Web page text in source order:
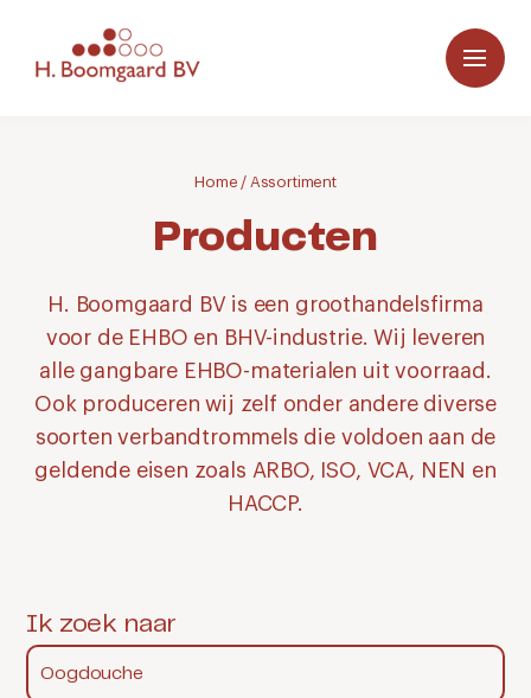
Home / Assortiment
Producten
H. Boomgaard BV is een groothandelsfirma
voor de EHBO en BHV-industrie. Wij leveren
alle gangbare EHBO-materialen uit voorraad.
Ook produceren wij zelf onder andere diverse
soorten verbandtrommels die voldoen aan de
geldende eisen zoals ARBO, ISO, VCA, NEN en
HACCP.
Ik zoek naar
Oogdouche